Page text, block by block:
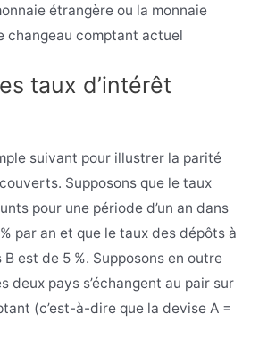
étrangère ou la monnaie
changeau comptant actuel
taux d’intérêt
suivant pour illustrer la parité
Supposons que le taux
pour une période d’un an dans
par an et que le taux des dépôts à
est de 5 %. Supposons en outre
deux pays s’échangent au pair sur
(c’est-à-dire que la devise A =